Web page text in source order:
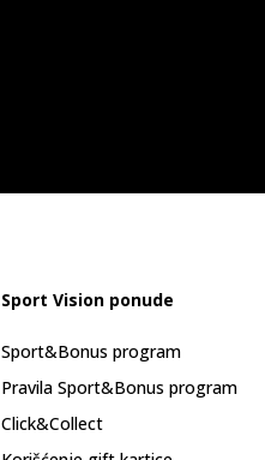
Sport Vision ponude
Sport&Bonus program
Pravila Sport&Bonus program
Click&Collect